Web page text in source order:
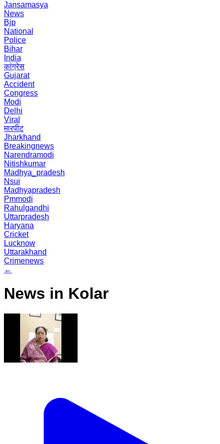
Jansamasya
News
Bjp
National
Police
Bihar
India
कांग्रेस
Gujarat
Accident
Congress
Modi
Delhi
Viral
मारपीट
Jharkhand
Breakingnews
Narendramodi
Nitishkumar
Madhya_pradesh
Nsui
Madhyapradesh
Pmmodi
Rahulgandhi
Uttarpradesh
Haryana
Cricket
Lucknow
Uttarakhand
Crimenews
←
News in Kolar